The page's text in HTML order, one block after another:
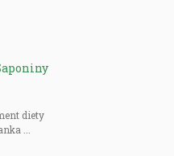
diety
...